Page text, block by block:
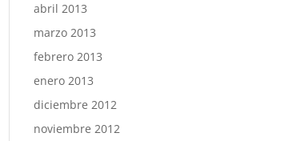
abril 2013
marzo 2013
febrero 2013
enero 2013
diciembre 2012
noviembre 2012